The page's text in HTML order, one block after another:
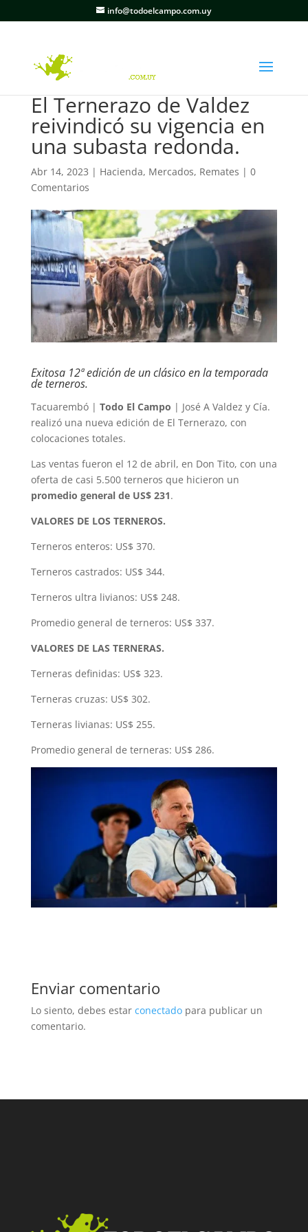
info@todoelcampo.com.uy
El Ternerazo de Valdez
reivindicó su vigencia en
una subasta redonda.
Abr 14, 2023 | Hacienda, Mercados, Remates | 0
Comentarios
Exitosa 12ª edición de un clásico en la temporada
de terneros.
Tacuarembó | Todo El Campo | José A Valdez y Cía.
realizó una nueva edición de El Ternerazo, con
colocaciones totales.
Las ventas fueron el 12 de abril, en Don Tito, con una
oferta de casi 5.500 terneros que hicieron un
promedio general de US$ 231.
VALORES DE LOS TERNEROS.
Terneros enteros: US$ 370.
Terneros castrados: US$ 344.
Terneros ultra livianos: US$ 248.
Promedio general de terneros: US$ 337.
VALORES DE LAS TERNERAS.
Terneras definidas: US$ 323.
Terneras cruzas: US$ 302.
Terneras livianas: US$ 255.
Promedio general de terneras: US$ 286.
Enviar comentario
Lo siento, debes estar conectadopara publicar un
comentario.